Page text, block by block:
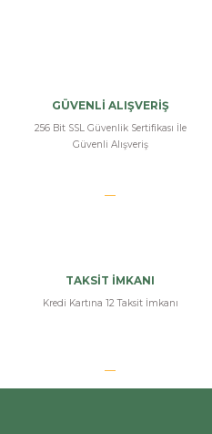
GÜVENLİ ALIŞVERİŞ
256 Bit SSL Güvenlik Sertifikası İle
Güvenli Alışveriş
TAKSİT İMKANI
Kredi Kartına 12 Taksit İmkanı